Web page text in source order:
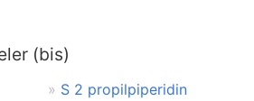
(bis)
S 2 propilpiperidin